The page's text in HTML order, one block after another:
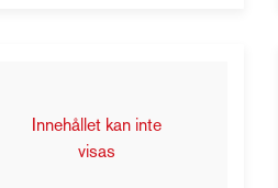
Innehållet kan inte
visas